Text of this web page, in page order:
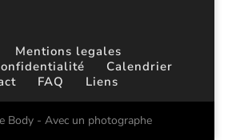
Mentions legales
Calendrier
FAQ Liens
Body - Avec un photographe